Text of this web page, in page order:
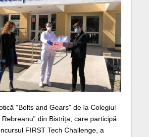
”Bolts and Gears” de la Colegiul
Rebreanu” din Bistrița, care participă
FIRST Tech Challenge, a